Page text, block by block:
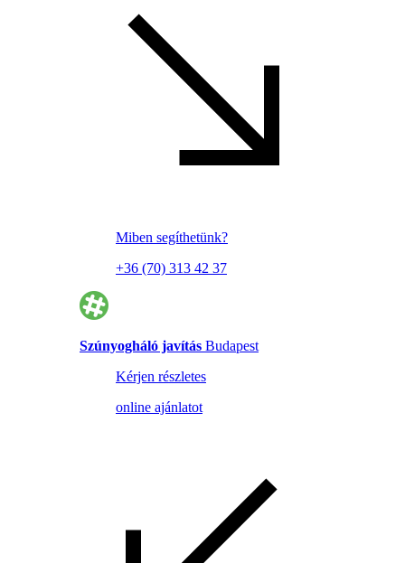
Miben segíthetünk?
+36 (70) 313 42 37
Szúnyogháló javítás Budapest
Kérjen részletes
online ajánlatot